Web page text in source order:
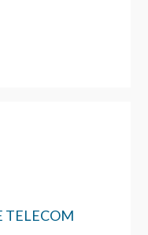
TELECOM